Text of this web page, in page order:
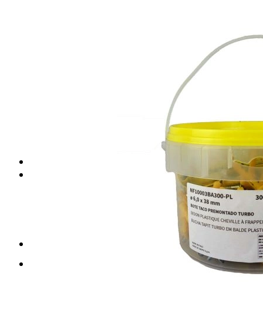
Placas de fibra de vidrio
Placas de fibra mineral
Perfiles para techo desmontable
Perfiles para techo fijo
Accesorios para techo
Pastas para techo
Tabiques yeso laminado
Casonetos puertas correderas
Accesorios para tabiques
Tornillos para tabiques